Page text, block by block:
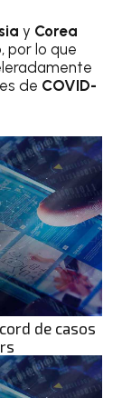
y Corea
por lo que
de COVID-
de casos